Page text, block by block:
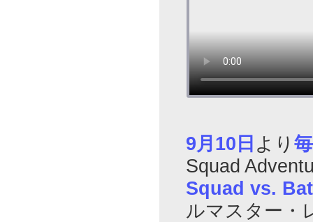
9月10日 より
Squad
Squad vs.
ルマスター・